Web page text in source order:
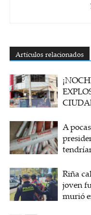
Artículos relacionados
A
Riña
joven
murió